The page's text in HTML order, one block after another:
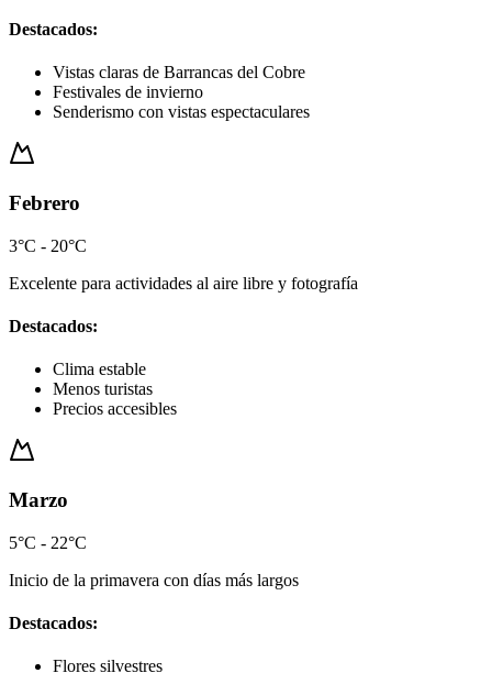
Destacados:
Vistas claras de Barrancas del Cobre
Festivales de invierno
Senderismo con vistas espectaculares
Febrero
3°C - 20°C
Excelente para actividades al aire libre y fotografía
Destacados:
Clima estable
Menos turistas
Precios accesibles
Marzo
5°C - 22°C
Inicio de la primavera con días más largos
Destacados:
Flores silvestres